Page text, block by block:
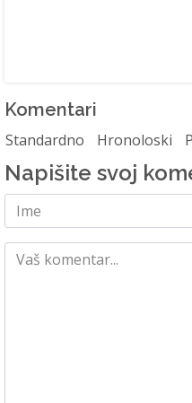
Komentari
Standardno Hronoloski
Napišite svoj